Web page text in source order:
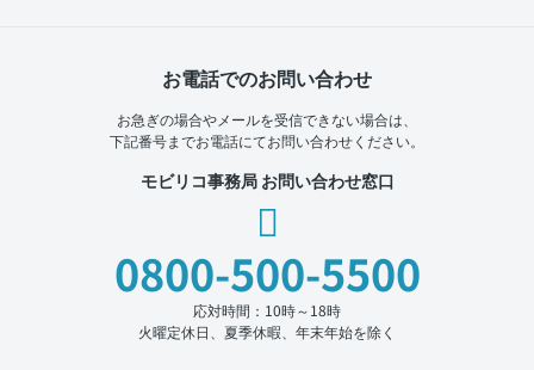
お電話でのお問い合わせ
お急ぎの場合やメールを受信できない場合は、
下記番号までお電話にてお問い合わせください。
モビリコ事務局 お問い合わせ窓口
0800-500-5500
応対時間：10時～18時
火曜定休日、夏季休暇、年末年始を除く